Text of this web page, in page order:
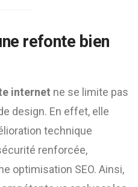
refonte bien
internet ne se limite pas
design. En effet, elle
technique
renforcée,
optimisation SEO. Ainsi,